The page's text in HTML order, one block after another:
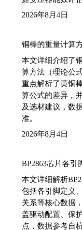
2026年8月4日
铜棒的重量计算
本文详细介绍了
算方法（理论公
重点解析了黄铜
算公式的差异，
及选材建议，数
准。
2026年8月4日
BP2863芯片各引
本文详细解析
包括各引脚定义
关系等核心数据
盖驱动配置、保
点，数据参考自